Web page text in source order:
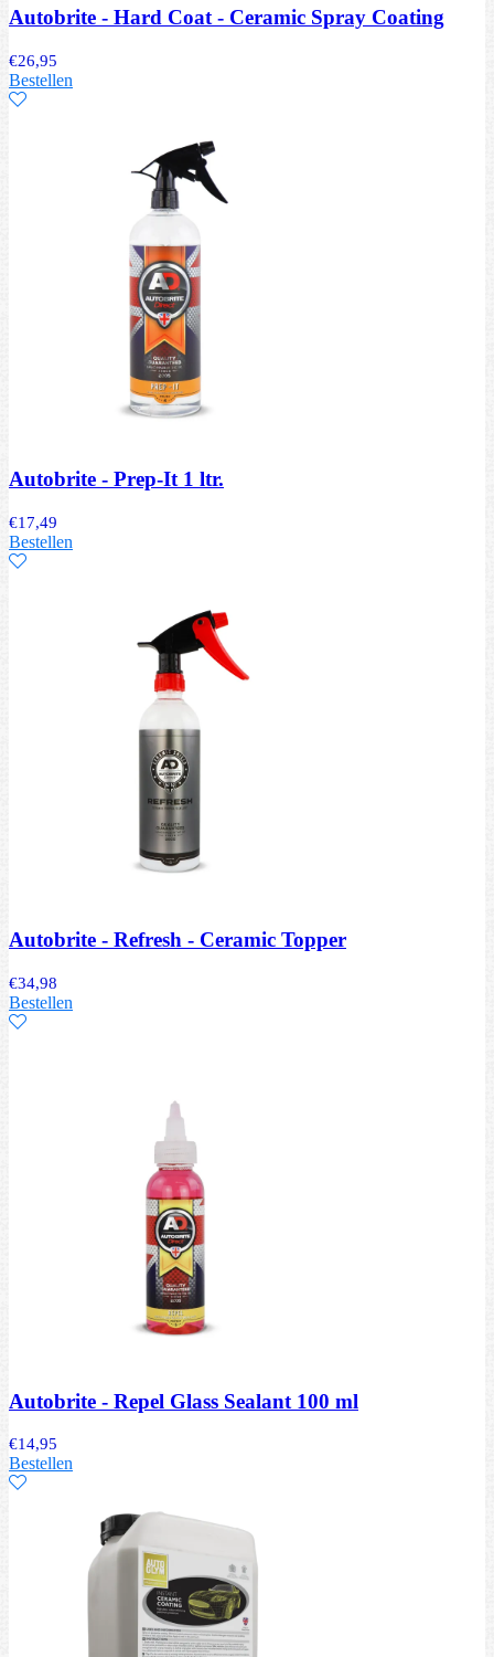
Autobrite - Hard Coat - Ceramic Spray Coating
€26,95
Bestellen
Autobrite - Prep-It 1 ltr.
€17,49
Bestellen
Autobrite - Refresh - Ceramic Topper
€34,98
Bestellen
Autobrite - Repel Glass Sealant 100 ml
€14,95
Bestellen